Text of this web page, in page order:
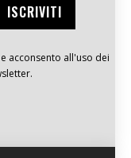
acconsento all'uso dei